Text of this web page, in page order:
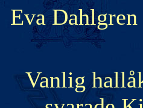
Eva
Vanlig